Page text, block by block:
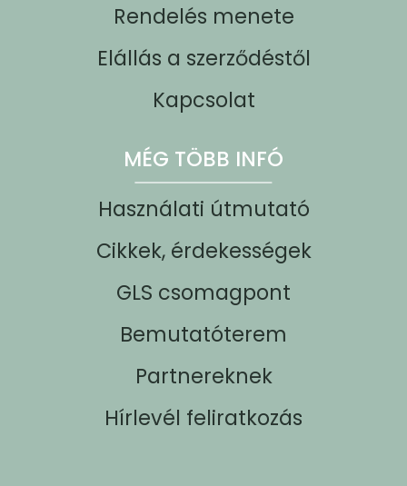
Rendelés menete
Elállás a szerződéstől
Kapcsolat
MÉG TÖBB INFÓ
Használati útmutató
Cikkek, érdekességek
GLS csomagpont
Bemutatóterem
Partnereknek
Hírlevél feliratkozás